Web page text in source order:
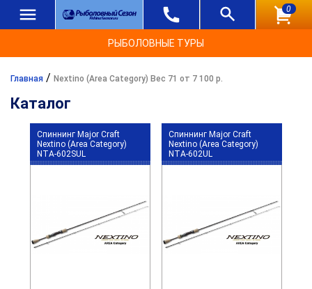
0
РЫБОЛОВНЫЕ ТУРЫ
Главная / Nextino (Area Category) Вес 71 от 7 100 р.
Каталог
Спиннинг Major Craft
Nextino (Area Category)
NTA-602SUL
Спиннинг Major Craft
Nextino (Area Category)
NTA-602UL